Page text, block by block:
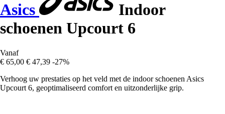
Asics
Indoor
schoenen Upcourt 6
Vanaf
€ 65,00 € 47,39 -27%
Verhoog uw prestaties op het veld met de indoor schoenen Asics
Upcourt 6, geoptimaliseerd comfort en uitzonderlijke grip.